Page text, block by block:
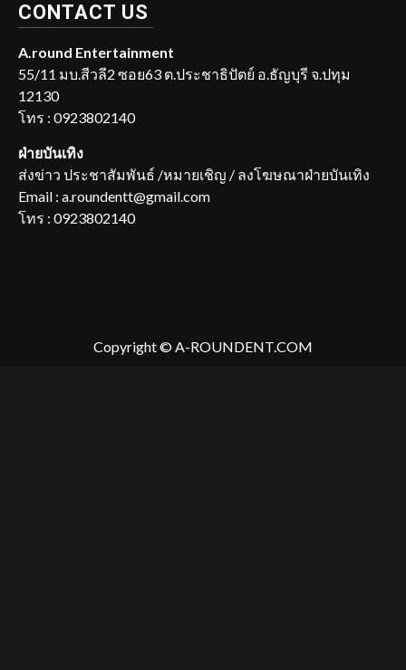
CONTACT US
A.round Entertainment
55/11 มบ.สีวลี2 ซอย63 ต.ประชาธิปัตย์ อ.ธัญบุรี จ.ปทุม
12130
โทร : 0923802140
ฝ่ายบันเทิง
ส่งข่าว ประชาสัมพันธ์ /หมายเชิญ / ลงโฆษณาฝ่ายบันเทิง
Email : a.roundentt@gmail.com
โทร : 0923802140
Copyright © A-ROUNDENT.COM